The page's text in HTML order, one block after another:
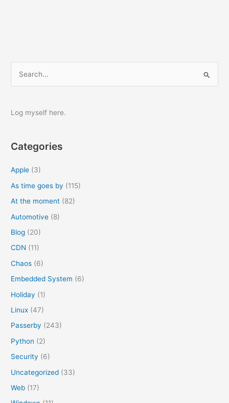
r
f
Log myself here.
Categories
Apple (3)
As time goes by (115)
At the moment (82)
Automotive (8)
Blog (20)
CDN (11)
Chaos (6)
Embedded System (6)
Holiday (1)
Linux (47)
Passerby (243)
Python (2)
Security (6)
Uncategorized (33)
Web (17)